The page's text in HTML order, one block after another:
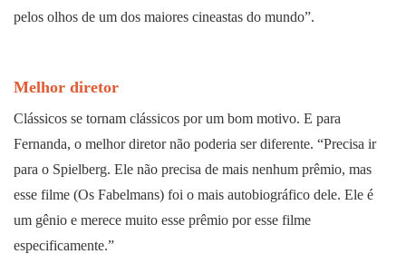
pelos olhos de um dos maiores cineastas do mundo”.
Melhor diretor
Clássicos se tornam clássicos por um bom motivo. E para
Fernanda, o melhor diretor não poderia ser diferente. “Precisa ir
para o Spielberg. Ele não precisa de mais nenhum prêmio, mas
esse filme (Os Fabelmans) foi o mais autobiográfico dele. Ele é
um gênio e merece muito esse prêmio por esse filme
especificamente.”